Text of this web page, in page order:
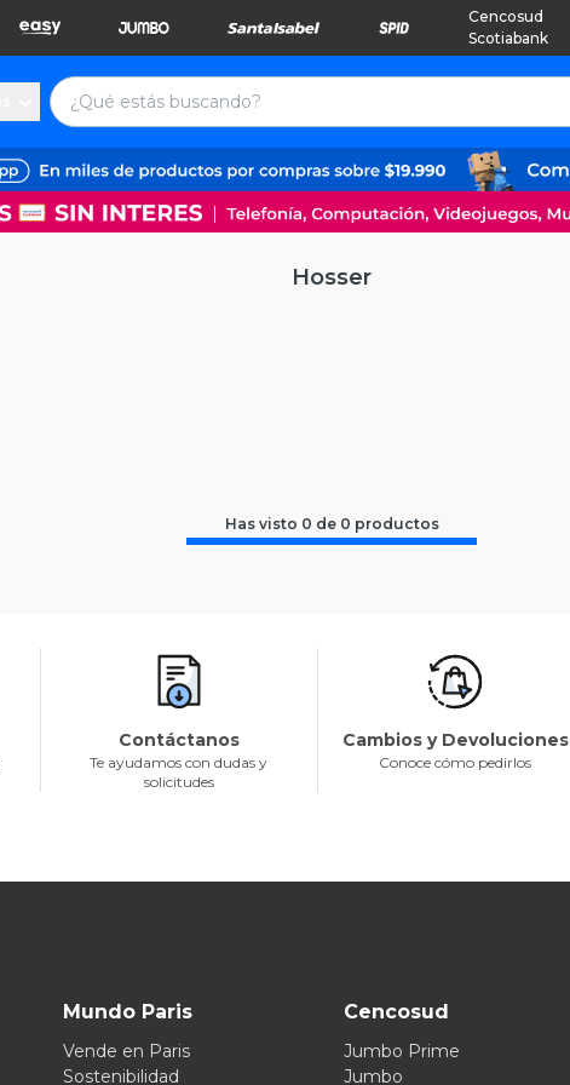
Cencosud
Scotiabank
Hosser
Has visto 0 de 0 productos
Contáctanos
Te ayudamos con dudas y
solicitudes
Cambios y Devoluciones
Conoce cómo pedirlos
Mundo Paris
Vende en Paris
Sostenibilidad
Cencosud
Jumbo Prime
Jumbo